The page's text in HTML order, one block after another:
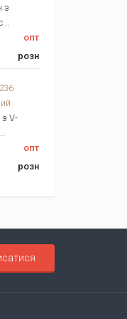
з
опт
розн
V-
опт
розн